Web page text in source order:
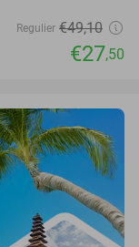
Regulier €49,10
€27,50